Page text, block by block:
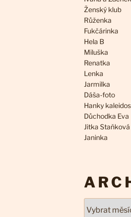
Ženský klub
Růženka
Fukčárinka
Hela B
Miluška
Renatka
Lenka
Jarmilka
Dáša-foto
Hanky
Důchodka Eva
Jitka Staňková
Janinka